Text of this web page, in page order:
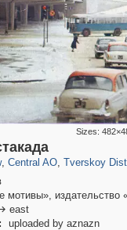
Sizes:
29,248
, Central AO
5,916
, Tverskoy
53,055
мотивы», издательство
east
uploaded by aznazn